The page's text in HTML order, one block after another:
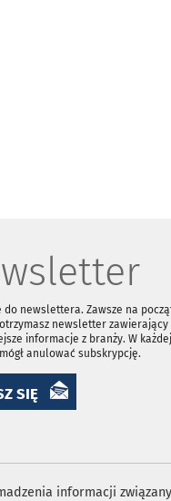
do newslettera. Zawsze na
newsletter zawierający
informacje z branży. W
anulować subskrypcję.
SIĘ
informacji